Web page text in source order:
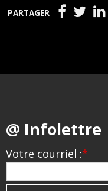
PARTAGER
@ Infolettre
Votre courriel :*